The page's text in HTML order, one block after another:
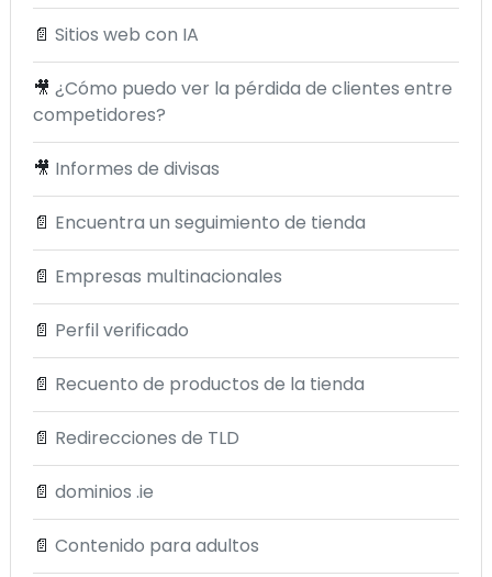
📄 Sitios web con IA
🎥 ¿Cómo puedo ver la pérdida de clientes entre
competidores?
🎥 Informes de divisas
📄 Encuentra un seguimiento de tienda
📄 Empresas multinacionales
📄 Perfil verificado
📄 Recuento de productos de la tienda
📄 Redirecciones de TLD
📄 dominios .ie
📄 Contenido para adultos